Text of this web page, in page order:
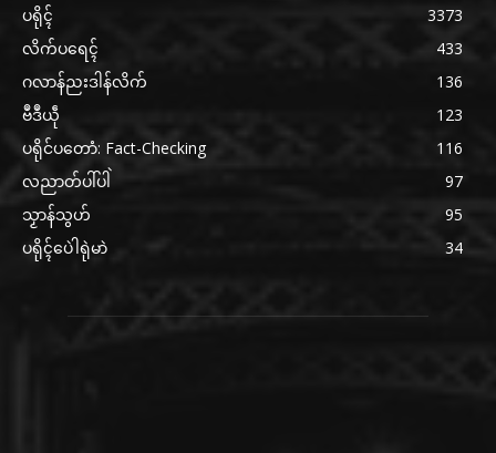
ပရိုၚ်
3373
လိက်ပရေၚ်
433
ဂလာန်ညးဒါန်လိက်
136
ဗဳဒဳယဵု
123
ပရိုင်ပတောံ: Fact-Checking
116
လညာတ်ပါ်ပါဲ
97
သၟာန်သွဟ်
95
ပရိုၚ်ပေဲါရုဲမာဲ
34